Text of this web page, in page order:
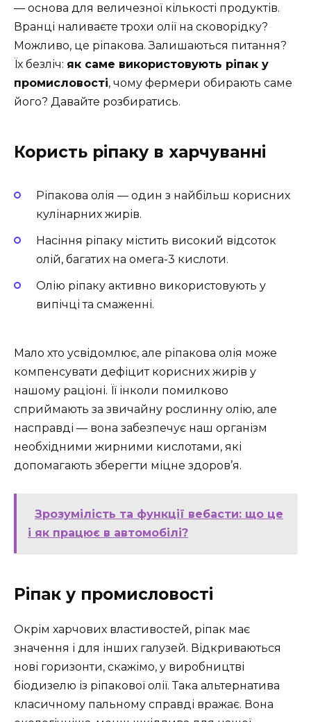
— основа для величезної кількості продуктів.
Вранці наливаєте трохи олії на сковорідку?
Можливо, це ріпакова. Залишаються питання?
Їх безліч: як саме використовують ріпак у
промисловості, чому фермери обирають саме
його? Давайте розбиратись.
Користь ріпаку в харчуванні
Ріпакова олія — один з найбільш корисних
кулінарних жирів.
Насіння ріпаку містить високий відсоток
олій, багатих на омега-3 кислоти.
Олію ріпаку активно використовують у
випічці та смаженні.
Мало хто усвідомлює, але ріпакова олія може
компенсувати дефіцит корисних жирів у
нашому раціоні. Її інколи помилково
сприймають за звичайну рослинну олію, але
насправді — вона забезпечує наш організм
необхідними жирними кислотами, які
допомагають зберегти міцне здоров’я.
Зрозумілість та функції вебасти: що це
і як працює в автомобілі?
Ріпак у промисловості
Окрім харчових властивостей, ріпак має
значення і для інших галузей. Відкриваються
нові горизонти, скажімо, у виробництві
біодизелю із ріпакової олії. Така альтернатива
класичному пальному справді вражає. Вона